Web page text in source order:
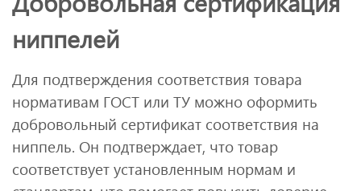
ниппелей
Для подтверждения соответствия товара
нормативам ГОСТ или ТУ можно оформить
добровольный сертификат соответствия на
ниппель. Он подтверждает, что товар
соответствует установленным нормам и